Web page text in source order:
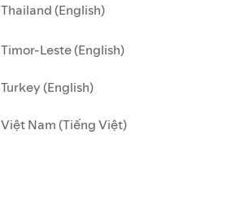
Thailand (English)
Timor-Leste (English)
Turkey (English)
Việt Nam (Tiếng Việt)